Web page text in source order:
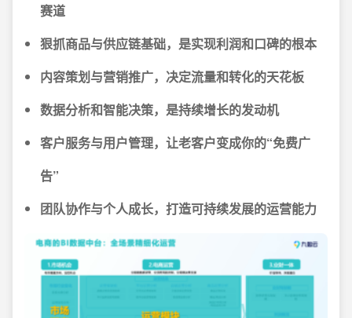
赛道
狠抓商品与供应链基础，是实现利润和口碑的根本
内容策划与营销推广，决定流量和转化的天花板
数据分析和智能决策，是持续增长的发动机
客户服务与用户管理，让老客户变成你的“免费广
告”
团队协作与个人成长，打造可持续发展的运营能力